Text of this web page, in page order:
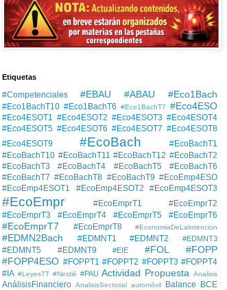
Etiquetas
#Competenciales #EBAU #ABAU #Eco1Bach
#Eco1BachT10 #Eco1BachT6 #Eco1BachT7 #Eco4ESO
#Eco4ESOT1 #Eco4ESOT2 #Eco4ESOT3 #Eco4ESOT4
#Eco4ESOT5 #Eco4ESOT6 #Eco4ESOT7 #Eco4ESOT8
#Eco4ESOT9
#EcoBach
#EcoBachT1
#EcoBachT10 #EcoBachT11 #EcoBachT12 #EcoBachT2
#EcoBachT3
#EcoBachT4 #EcoBachT5
#EcoBachT6
#EcoBachT7 #EcoBachT8 #EcoBachT9 #EcoEmp4ESO
#EcoEmp4ESOT1
#EcoEmp4ESOT2 #EcoEmp4ESOT3
#EcoEmpr #EcoEmprT1
#EcoEmprT2
#EcoEmprT3
#EcoEmprT4 #EcoEmprT5 #EcoEmprT6
#EcoEmprT7 #EcoEmprT8 #EconomiaDeLaIntencion
#EDMN2Bach #EDMNT1 #EDMNT2 #EDMNT3
#EDMNT5 #EDMNT9 #EIE #FOL
#FOPP
#FOPP4ESO #FOPPT1 #FOPPT2 #FOPPT3 #FOPPT4
#IA #LeyesTT #Nestlé #PAU Actividad Propuesta Analisis
AnálisisFinanciero AnalisisSectorial automóvil Balance BCE